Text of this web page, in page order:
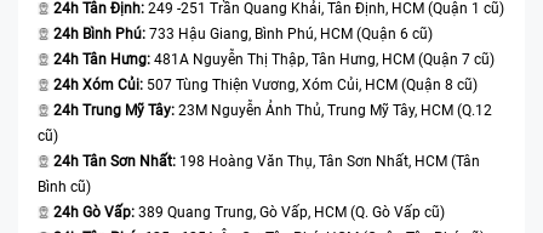
24h Tân Định: 249 -251 Trần Quang Khải, Tân Định, HCM (Quận 1 cũ)
24h Bình Phú: 733 Hậu Giang, Bình Phú, HCM (Quận 6 cũ)
24h Tân Hưng: 481A Nguyễn Thị Thập, Tân Hưng, HCM (Quận 7 cũ)
24h Xóm Củi: 507 Tùng Thiện Vương, Xóm Củi, HCM (Quận 8 cũ)
24h Trung Mỹ Tây: 23M Nguyễn Ảnh Thủ, Trung Mỹ Tây, HCM (Q.12
cũ)
24h Tân Sơn Nhất: 198 Hoàng Văn Thụ, Tân Sơn Nhất, HCM (Tân
Bình cũ)
24h Gò Vấp: 389 Quang Trung, Gò Vấp, HCM (Q. Gò Vấp cũ)